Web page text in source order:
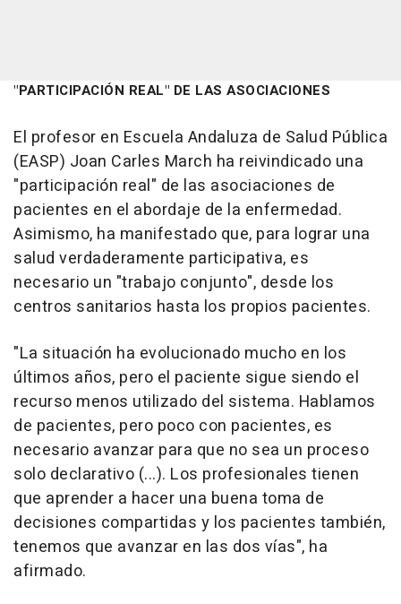
"PARTICIPACIÓN REAL" DE LAS ASOCIACIONES
El profesor en Escuela Andaluza de Salud Pública
(EASP) Joan Carles March ha reivindicado una
"participación real" de las asociaciones de
pacientes en el abordaje de la enfermedad.
Asimismo, ha manifestado que, para lograr una
salud verdaderamente participativa, es
necesario un "trabajo conjunto", desde los
centros sanitarios hasta los propios pacientes.
"La situación ha evolucionado mucho en los
últimos años, pero el paciente sigue siendo el
recurso menos utilizado del sistema. Hablamos
de pacientes, pero poco con pacientes, es
necesario avanzar para que no sea un proceso
solo declarativo (...). Los profesionales tienen
que aprender a hacer una buena toma de
decisiones compartidas y los pacientes también,
tenemos que avanzar en las dos vías", ha
afirmado.